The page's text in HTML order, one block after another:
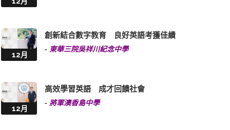
12月
創新結合數字教育 良好英語考獲佳績
- 東華三院吳祥川紀念中學
12月
高效學習英語 成才回饋社會
- 將軍澳香島中學